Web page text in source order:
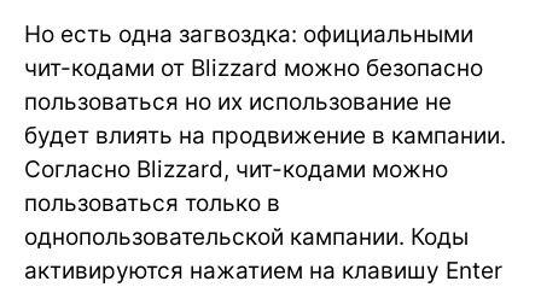
Но есть одна загвоздка: официальными
чит-кодами от Blizzard можно безопасно
пользоваться но их использование не
будет влиять на продвижение в кампании.
Согласно Blizzard, чит-кодами можно
пользоваться только в
однопользовательской кампании. Коды
активируются нажатием на клавишу Enter